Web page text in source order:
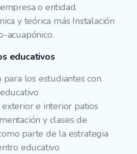
o entidad.
y teórica más Instalación
acuapónico.
educativos
los estudiantes con
exterior e interior patios
y clases de
parte de la estrategia
educativo